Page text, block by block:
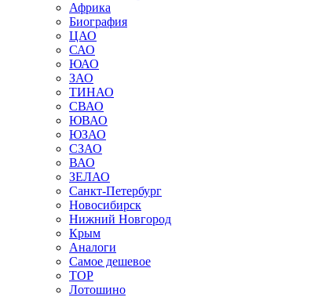
Африка
Биография
ЦАО
САО
ЮАО
ЗАО
ТИНАО
СВАО
ЮВАО
ЮЗАО
СЗАО
ВАО
ЗЕЛАО
Санкт-Петербург
Новосибирск
Нижний Новгород
Крым
Аналоги
Самое дешевое
TOP
Лотошино